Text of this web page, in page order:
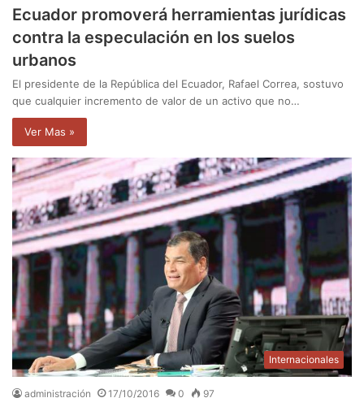
Ecuador promoverá herramientas jurídicas
contra la especulación en los suelos
urbanos
El presidente de la República del Ecuador, Rafael Correa, sostuvo
que cualquier incremento de valor de un activo que no…
Ver Mas »
Internacionales
administración 17/10/2016 0 97